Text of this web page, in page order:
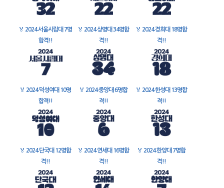
🏅 2024 서울시립대 7명
합격!!
🏅 2024 상명대 34명합
격!!
🏅 2024 경희대 18명합
격!!
🏅 2024 덕성여대 10명
합격!!
🏅 2024 중앙대 6명합
격!!
🏅 2024 한성대 13명합
격!!
🏅 2024 단국대 12명합
격!!
🏅 2024 연세대 16명합
격!!
🏅 2024 한양대 7명합
격!!